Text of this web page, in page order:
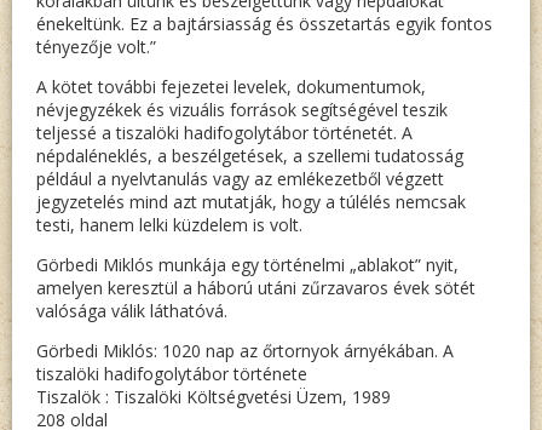
énekeltünk. Ez a bajtársiasság és összetartás egyik fontos
tényezője volt.”
A kötet további fejezetei levelek, dokumentumok,
névjegyzékek és vizuális források segítségével teszik
teljessé a tiszalöki hadifogolytábor történetét. A
népdaléneklés, a beszélgetések, a szellemi tudatosság
például a nyelvtanulás vagy az emlékezetből végzett
jegyzetelés mind azt mutatják, hogy a túlélés nemcsak
testi, hanem lelki küzdelem is volt.
Görbedi Miklós munkája egy történelmi „ablakot” nyit,
amelyen keresztül a háború utáni zűrzavaros évek sötét
valósága válik láthatóvá.
Görbedi Miklós: 1020 nap az őrtornyok árnyékában. A
tiszalöki hadifogolytábor története
Tiszalök : Tiszalöki Költségvetési Üzem, 1989
208 oldal